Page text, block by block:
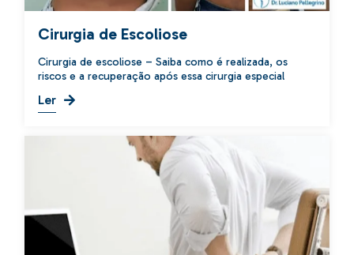
Cirurgia de Escoliose
Cirurgia de escoliose – Saiba como é realizada, os
riscos e a recuperação após essa cirurgia especial
Ler